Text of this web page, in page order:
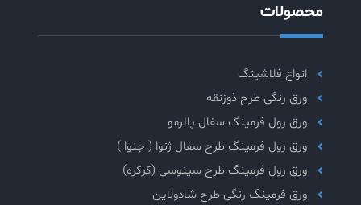
محصولات
انواع فلاشینگ
ورق رنگی طرح ذوزنقه
ورق رول فرمینگ سفال پالرمو
ورق رول فرمینگ طرح سفال ژنوا ( جنوا )
ورق رول فرمینگ طرح سینوسی (کرکره)
ورق فرمینگ رنگی طرح شادولاین